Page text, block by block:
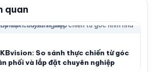
quan
So sánh thực chiến từ góc
phối và lắp đặt chuyên nghiệp